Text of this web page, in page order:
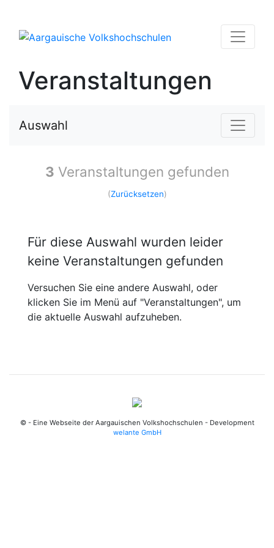
Veranstaltungen
Auswahl
3 Veranstaltungen gefunden
(Zurücksetzen)
Für diese Auswahl wurden leider
keine Veranstaltungen gefunden
Versuchen Sie eine andere Auswahl, oder
klicken Sie im Menü auf "Veranstaltungen", um
die aktuelle Auswahl aufzuheben.
© - Eine Webseite der Aargauischen Volkshochschulen - Development
welante GmbH